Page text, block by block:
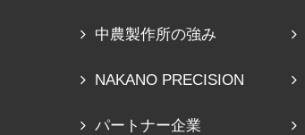
中農製作所の強み
NAKANO PRECISION
パートナー企業